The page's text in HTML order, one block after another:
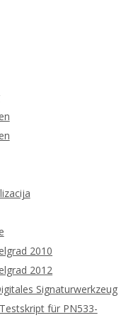
2010
2012
Signaturwerkzeug
für PN533-